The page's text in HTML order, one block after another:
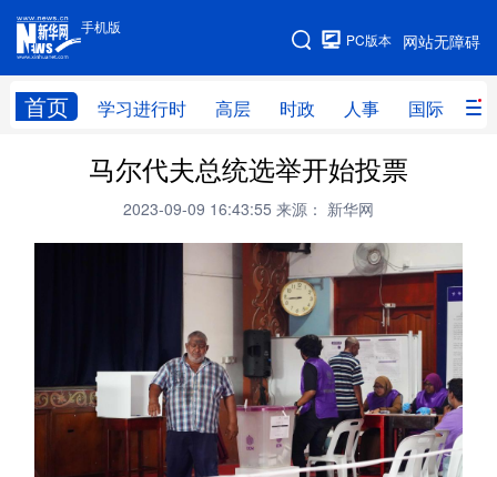
手机版
网站无障碍
PC版本
首页 学习进行时 高层 时政 人事 国际 财
手机版
网站地图
学习进行时 高层 时政
财经 网评
全球连线
量子 体育
书画 健康
访谈 视频 图片 政务
中央文件 金融 汽车
马尔代夫总统选举开始投票
2023-09-09 16:43:55 来源： 新华网